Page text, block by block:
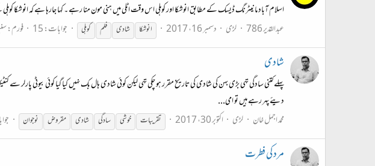
اسلام آباد مانیٹرنگ ڈیسک کے مطابق انوشکا اور کوہلی اس وقت اٹلی میں ہنی مون منا رہے ۔ کہا جارہا ہے کہ
عبدالقدیر 786
لڑی دسمبر 16، 2017 انوشکا شادی فلم کوہلی جوابات: 15 فورم:
شادی
پہلے کتنی سادگی تهی بڑی بہن کی شادی کی تاریخ مقرر ہو چکی تهی لیکن کوئی شادی ہال بک نہیں کیا گیا کوئی بیوٹی
دیئے پهر رہے ہیں تو امی...
محمد اجمل خان
لڑی اکتوبر 30، 2017 تقریبات خوشی سادگی شادی مقروض نوجوان
مرد کی فطرت